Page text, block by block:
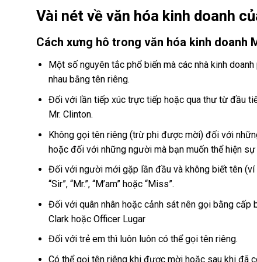
Vài nét về văn hóa kinh doanh
Cách xưng hô trong văn hóa kinh doanh
Một số nguyên tắc phổ biến mà các nhà kinh
nhau bằng tên riêng.
Đối với lần tiếp xúc trực tiếp hoặc qua thư từ đầu
Mr. Clinton.
Không gọi tên riêng (trừ phi được mời) đối với
hoặc đối với những người mà bạn muốn thể hiện sự
Đối với người mới gặp lần đầu và không biết tên (ví
“Sir”, “Mr.”, “M’am” hoặc “Miss”.
Đối với quân nhân hoặc cảnh sát nên gọi bằng cấp
Clark hoặc Officer Lugar
Đối với trẻ em thì luôn luôn có thể gọi tên riêng.
Có thể gọi tên riêng khi được mời hoặc sau khi đã